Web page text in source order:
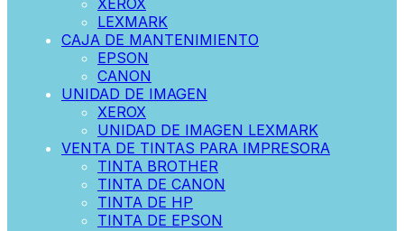
XEROX
LEXMARK
CAJA DE MANTENIMIENTO
EPSON
CANON
UNIDAD DE IMAGEN
XEROX
UNIDAD DE IMAGEN LEXMARK
VENTA DE TINTAS PARA IMPRESORA
TINTA BROTHER
TINTA DE CANON
TINTA DE HP
TINTA DE EPSON